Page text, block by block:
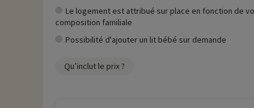
Le logement est attribué sur place en fonction de
composition familiale
Possibilité d'ajouter un lit bébé sur demande
Qu’inclut le prix ?